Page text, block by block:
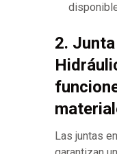
2.
Las juntas